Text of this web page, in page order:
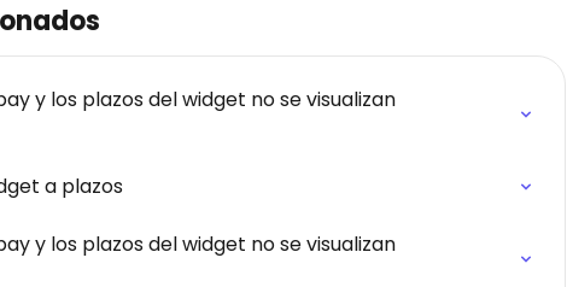
y los plazos del widget no se visualizan
a plazos
y los plazos del widget no se visualizan